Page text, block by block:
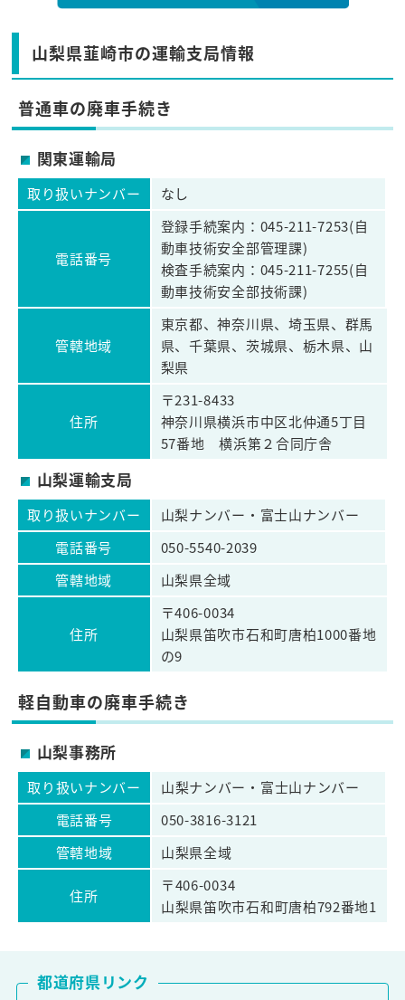
山梨県韮崎市の運輸支局情報
普通車の廃車手続き
関東運輸局
取り扱いナンバー なし
電話番号
登録手続案内：045-211-7253(自
動車技術安全部管理課)
検査手続案内：045-211-7255(自
動車技術安全部技術課)
管轄地域
東京都、神奈川県、埼玉県、群馬
県、千葉県、茨城県、栃木県、山
梨県
住所
〒231-8433
神奈川県横浜市中区北仲通5丁目
57番地 横浜第２合同庁舎
山梨運輸支局
取り扱いナンバー
山梨ナンバー・富士山ナンバー
電話番号
050-5540-2039
管轄地域
山梨県全域
住所
〒406-0034
山梨県笛吹市石和町唐柏1000番地
の9
軽自動車の廃車手続き
山梨事務所
取り扱いナンバー
山梨ナンバー・富士山ナンバー
電話番号
050-3816-3121
管轄地域
山梨県全域
住所
〒406-0034
山梨県笛吹市石和町唐柏792番地1
都道府県リンク